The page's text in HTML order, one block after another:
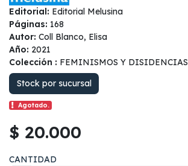
Editorial: Editorial Melusina
Páginas: 168
Autor: Coll Blanco, Elisa
Año: 2021
Colección : FEMINISMOS Y DISIDENCIAS
Stock por sucursal
Agotado.
$ 20.000
CANTIDAD